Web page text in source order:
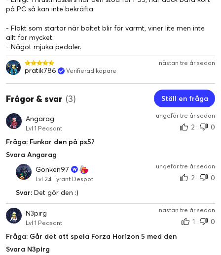
EKOSYSTEM-READY
Kompatibel på PS4™, PS3™ & PC med löstagbara Thrustmaster
rattar** (599XX EVO 30 Ratt-tillägg Alcantara Edition, TM läder
28 GT Ratt-tillägg, Ferrari F1 Ratt-tillägg, Ferrari GTE Ratt-
tillägg, etc. .).
Kompatibel med PS4™, PS3™ & PC med Thrustmaster 3-
pedalset T3PA-PRO**.
Kompatibel på PS4™, PS3™ & PC med TH8A-växlare** (TH8A -
Thrustmaster TH8-tillägg).
Thrustmaster Quick Release-system
Thrustmaster Quick Release-systemet gör det möjligt att snabbt
växla från en ratt till en annan – på bara några sekunder. Detta
innovativa koncept ger rattbasägare möjlighet att köpa
separata löstagbara Thrustmasterrattar för användning
alla typer av racingtävlingar!
på PC så kan inte bekräfta.
- Fläkt som startar när bältet blir för varmt, viner lite men inte
allt för mycket.
- Något mjuka pedaler.
nästan tre år sedan
pratik786 Verifierad köpare
Frågor & svar (3) Ställ en fråga
Angarag
Lvl 1 Peasant
ungefär tre år sedan
2
0
Fråga: Funkar den på ps5?
Svara Angarag
Gonken97
Lvl 24 Tyrant Despot
ungefär tre år sedan
2
0
Svar: Det gör den :)
N3pirg
Lvl 1 Peasant
nästan tre år sedan
1
0
Fråga: Går det att spela Forza Horizon 5 med den
Svara N3pirg